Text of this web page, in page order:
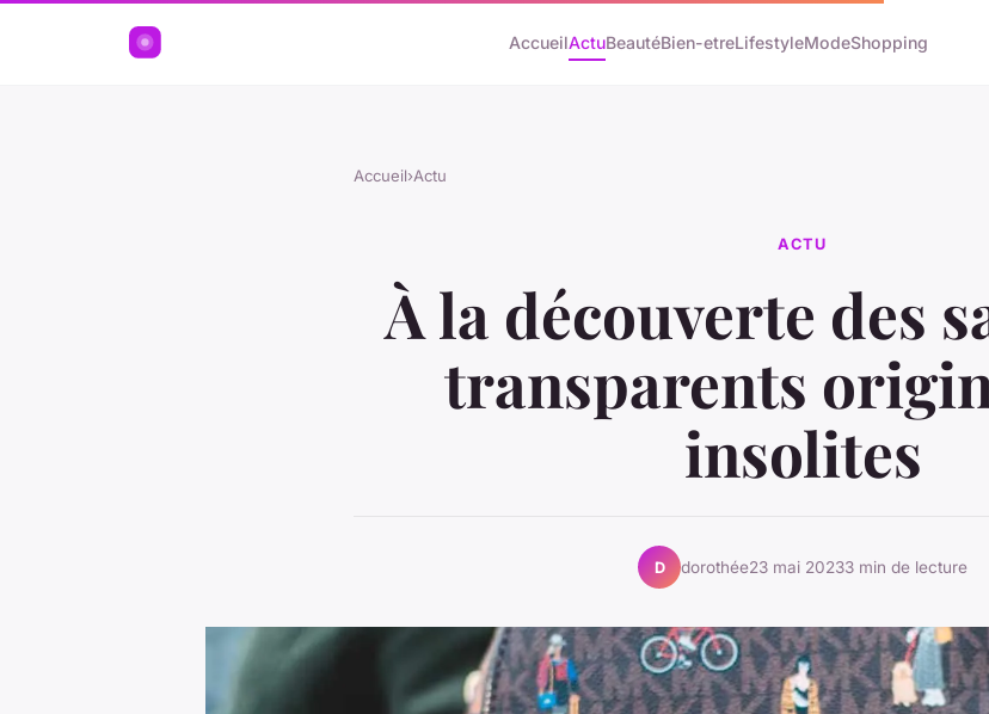
AccueilActuBeautéBien-etreLifestyleModeShopping
Accueil›Actu
ACTU
À la découverte des
transparents
insolites
D dorothée23 mai 20233 min de lecture